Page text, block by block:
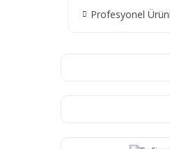
Profesyonel